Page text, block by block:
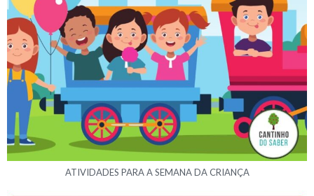
ATIVIDADES PARA A SEMANA DA CRIANÇA